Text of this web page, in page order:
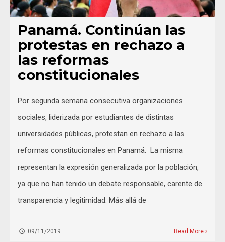
Panamá. Continúan las
protestas en rechazo a
las reformas
constitucionales
Por segunda semana consecutiva organizaciones
sociales, liderizada por estudiantes de distintas
universidades públicas, protestan en rechazo a las
reformas constitucionales en Panamá. La misma
representan la expresión generalizada por la población,
ya que no han tenido un debate responsable, carente de
transparencia y legitimidad. Más allá de
09/11/2019 Read More